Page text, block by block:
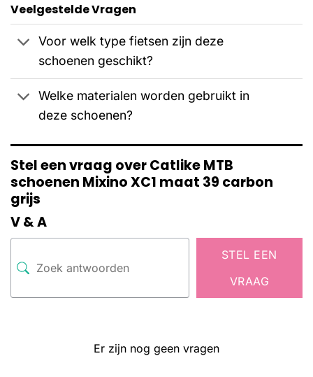
Veelgestelde Vragen
Voor welk type fietsen zijn deze
schoenen geschikt?
Welke materialen worden gebruikt in
deze schoenen?
Stel een vraag over Catlike MTB
schoenen Mixino XC1 maat 39 carbon
grijs
V & A
STEL EEN
VRAAG
Er zijn nog geen vragen